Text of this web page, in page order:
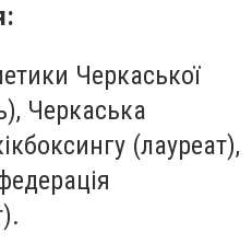
Черкаської
Черкаська
(лауреат),